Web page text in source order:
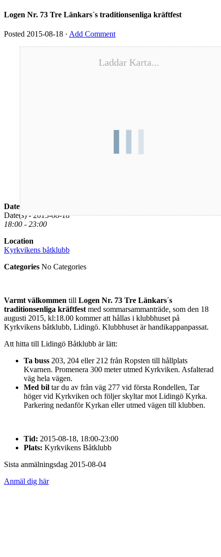
Logen Nr. 73 Tre Länkars´s traditionsenliga kräftfest
Posted 2015-08-18 · Add Comment
Laddar Karta...
Date/Time
Date(s) - 2015-08-18
18:00 - 23:00
Location
Kyrkvikens båtklubb
Categories No Categories
Varmt välkommen till Logen Nr. 73 Tre Länkars´s
traditionsenliga kräftfest med sommarsammanträde, som den 18
augusti 2015, kl:18.00 kommer att hållas i klubbhuset på
Kyrkvikens båtklubb, Lidingö. Klubbhuset är handikappanpassat.
Att hitta till Lidingö Båtklubb är lätt:
Ta buss 203, 204 eller 212 från Ropsten till hållplats
Kvarnen. Promenera 300 meter utmed Kyrkviken. Asfalterad
väg hela vägen.
Med bil tar du av från väg 277 vid första Rondellen, Tar
höger vid Kyrkviken och följer skyltar mot Lidingö Kyrka.
Parkering nedanför Kyrkan eller utmed vägen till klubben.
Tid: 2015-08-18, 18:00-23:00
Plats: Kyrkvikens Båtklubb
Sista anmälningsdag 2015-08-04
Anmäl dig här